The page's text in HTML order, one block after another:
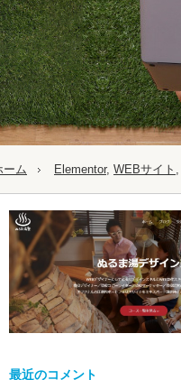
ーム Elementor, WEBサイト ,
最近のコメント